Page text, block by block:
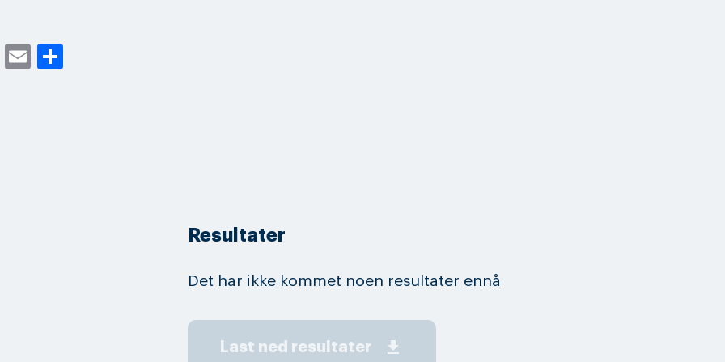
Email
Resultater
Det har ikke kommet noen resultater ennå
Last ned resultater get_app